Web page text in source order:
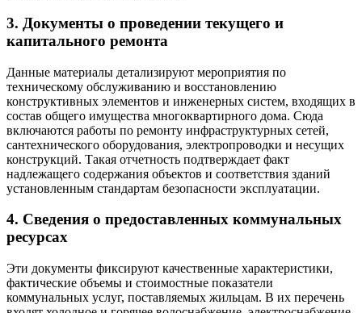
3. Документы о проведении текущего и
капитального ремонта
Данные материалы детализируют мероприятия по
техническому обслуживанию и восстановлению
конструктивных элементов и инженерных систем, входящих в
состав общего имущества многоквартирного дома. Сюда
включаются работы по ремонту инфраструктурных сетей,
сантехнического оборудования, электропроводки и несущих
конструкций. Такая отчетность подтверждает факт
надлежащего содержания объектов и соответствия зданий
установленным стандартам безопасности эксплуатации.
4. Сведения о предоставленных коммунальных
ресурсах
Эти документы фиксируют качественные характеристики,
фактические объемы и стоимостные показатели
коммунальных услуг, поставляемых жильцам. В их перечень